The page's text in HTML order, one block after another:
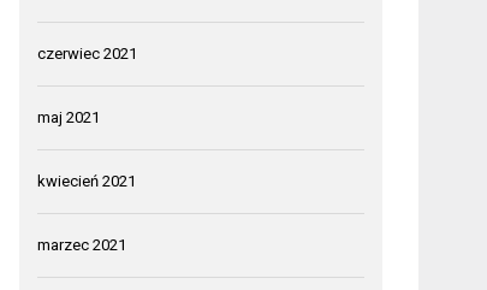
czerwiec 2021
maj 2021
kwiecień 2021
marzec 2021